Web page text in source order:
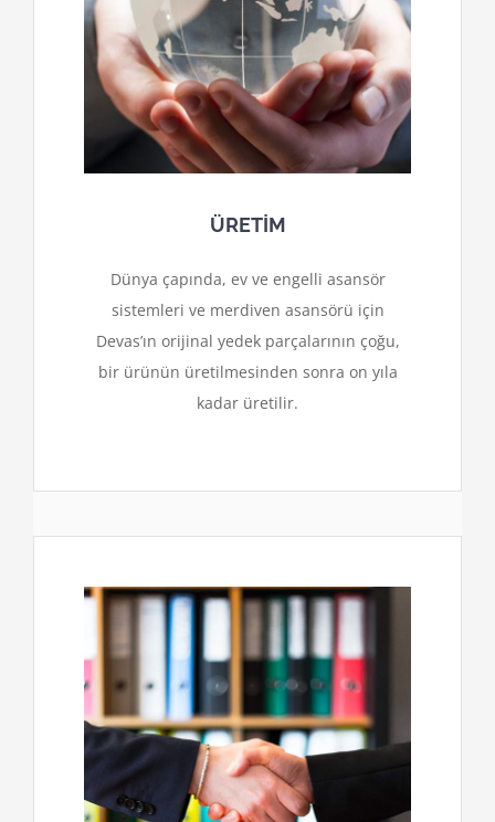
ÜRETİM
Dünya çapında, ev ve engelli asansör
sistemleri ve merdiven asansörü için
Devas’ın orijinal yedek parçalarının çoğu,
bir ürünün üretilmesinden sonra on yıla
kadar üretilir.